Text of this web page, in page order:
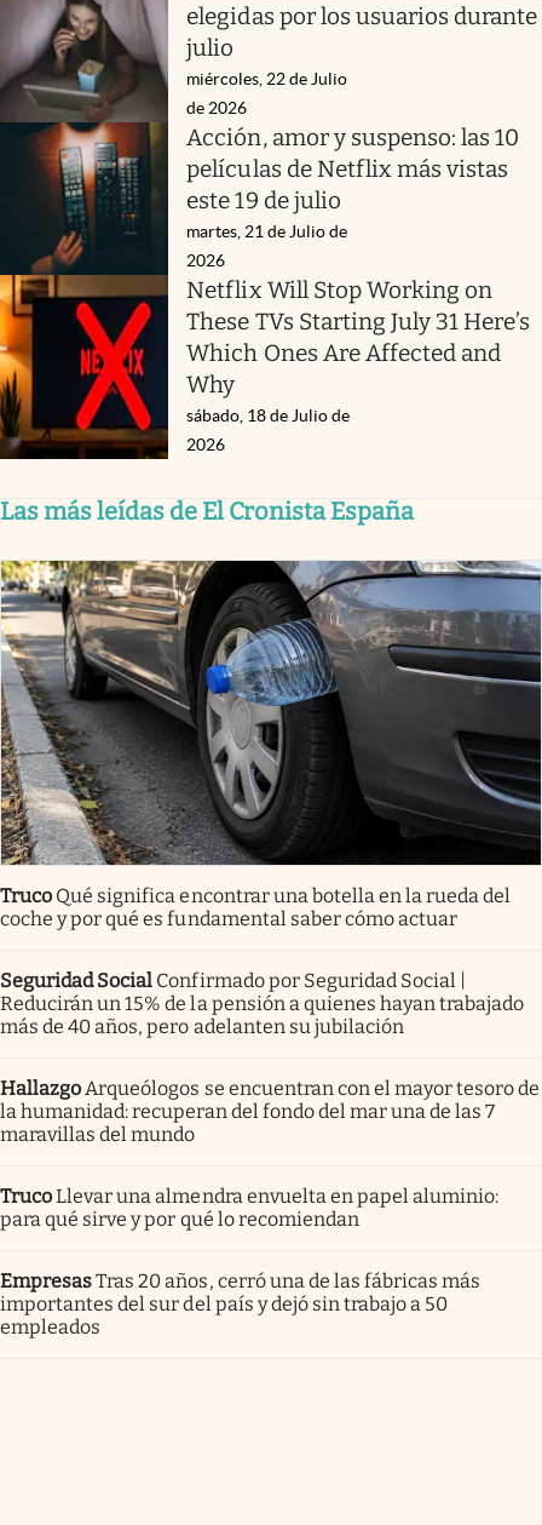
elegidas por los usuarios durante
julio
miércoles, 22 de Julio
de 2026
Acción, amor y suspenso: las 10
películas de Netflix más vistas
este 19 de julio
martes, 21 de Julio de
2026
Netflix Will Stop Working on
These TVs Starting July 31 Here’s
Which Ones Are Affected and
Why
sábado, 18 de Julio de
2026
Las más leídas de El Cronista España
Truco Qué significa encontrar una botella en la rueda del
coche y por qué es fundamental saber cómo actuar
Seguridad Social Confirmado por Seguridad Social |
Reducirán un 15% de la pensión a quienes hayan trabajado
más de 40 años, pero adelanten su jubilación
Hallazgo Arqueólogos se encuentran con el mayor tesoro de
la humanidad: recuperan del fondo del mar una de las 7
maravillas del mundo
TrucoLlevar una almendra envuelta en papel aluminio:
para qué sirve y por qué lo recomiendan
EmpresasTras 20 años, cerró una de las fábricas más
importantes del sur del país y dejó sin trabajo a 50
empleados